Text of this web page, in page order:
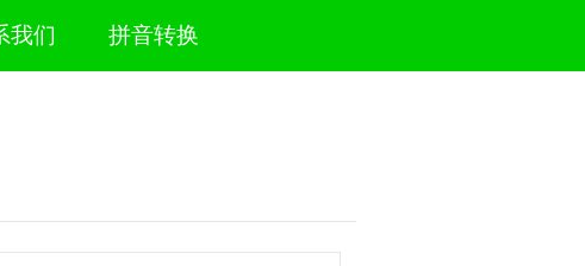
我们 拼音转换